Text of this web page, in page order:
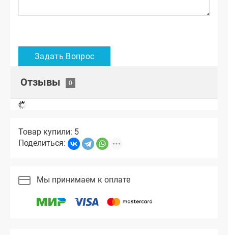
Отзывы
Товар купили: 5
Поделиться:
Мы принимаем к оплате